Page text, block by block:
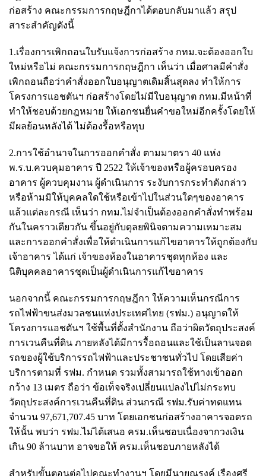
ก่อสร้าง คณะกรรมการกฤษฎีกาได้ตอบกลับมาแล้ว สรุป
สาระสำคัญดังนี้
1.เรื่องการเพิกถอนใบรับแจ้งการก่อสร้าง กทม.จะต้องออกใบ
ใหม่หรือไม่ คณะกรรมการกฤษฎีกา เห็นว่า เมื่อศาลมีคำสั่ง
เพิกถอนถือว่าคำสั่งออกใบอนุญาตเดิมสิ้นสุดลง ทำให้การ
โครงการแอชตันฯ ก่อสร้างโดยไม่มีใบอนุญาต กทม.มีหน้าที่
ทำให้ชอบด้วยกฎหมาย ให้เอกชนยื่นคำขอใหม่อีกครั้งโดยให้
มีผลย้อนหลังได้ ไม่ต้องรื้อหรือทุบ
2.การใช้อำนาจในการออกคำสั่ง ตามมาตรา 40 แห่ง
พ.ร.บ.ควบคุมอาคาร ปี 2522 ให้เจ้าของหรือผู้ครอบครอง
อาคาร ผู้ควบคุมงาน ผู้ดําเนินการ ระงับการกระทําดังกล่าว
หรือห้ามมิให้บุคคลใดใช้หรือเข้าไปในส่วนใดๆของอาคาร
แล้วแต่ละกรณี เห็นว่า กทม.ไม่จำเป็นต้องออกคำสั่งทำพร้อม
กันในคราวเดียวกัน ขึ้นอยู่กับดุลยพินิจตามความเหมาะสม
และการออกคำสั่งเพื่อให้ดำเนินการแก้ไขอาคารให้ถูกต้องกับ
เจ้าอาคาร ได้แก่ เจ้าของห้องในอาคารชุดทุกห้อง และ
นิติบุคคลอาคารชุดเป็นผู้ดำเนินการแก้ไขอาคาร
นอกจากนี้ คณะกรรมการกฤษฎีกา ให้ความเห็นกรณีการ
รถไฟฟ้าขนส่งมวลชนแห่งประเทศไทย (รฟม.) อนุญาตให้
โครงการแอชตันฯ ใช้พื้นที่ตั้งสำนักงาน ถือว่าผิดวัตถุประสงค์
การเวนคืนที่ดิน ภายหลังได้มีการรื้อถอนและใช้เป็นลานจอด
รถของผู้ใช้บริการรถไฟฟ้าและประชาชนทั่วไป โดยเสียค่า
บริการตามที่ รฟม. กำหนด รวมทั้งสามารถใช้ทางเข้าออก
กว้าง 13 เมตร ถือว่า ข้อเท็จจริงเปลี่ยนแปลงไปไม่กระทบ
วัตถุประสงค์การเวนคืนที่ดิน ส่วนกรณี รฟม.รับค่าทดแทน
จำนวน 97,671,707.45 บาท โดยเอกชนก่อสร้างอาคารจอดรถ
ให้นั้น พบว่า รฟม.ไม่ได้เสนอ ครม.เห็นชอบเนื่องจากวงเงิน
เกิน 90 ล้านบาท อาจขอให้ ครม.เห็นชอบภายหลังได้
สำหรับขั้นตอนต่อไปคณะทำงานฯ โดยมีนายณรงค์ เรืองศรี